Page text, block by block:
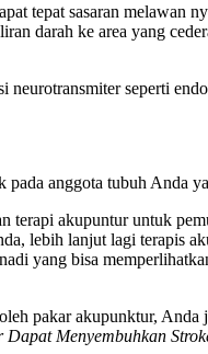
tepat sasaran melawan
darah ke area yang
seperti
anggota tubuh Anda
terapi akupuntur untuk
lebih lanjut lagi terapis
yang bisa
pakar akupunktur, Anda
Dapat Menyembuhkan